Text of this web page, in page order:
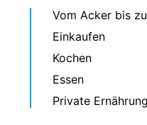
Vom Acker bis
Einkaufen
Kochen
Essen
Private